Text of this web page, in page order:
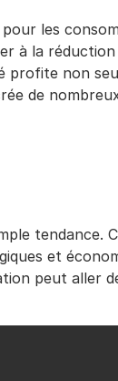
les
à la
non
de
tendance.
et
peut aller